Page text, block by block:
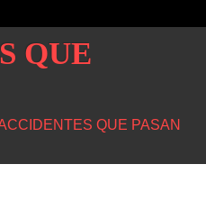
QUE
QUE PASAN